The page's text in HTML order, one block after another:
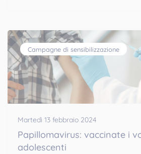
Campagne di sensibilizzazione
Martedì 13 febbraio 2024
Papillomavirus: vaccinate i
adolescenti